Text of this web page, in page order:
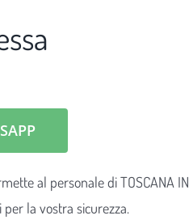
al personale di TOSCANA
la vostra sicurezza.